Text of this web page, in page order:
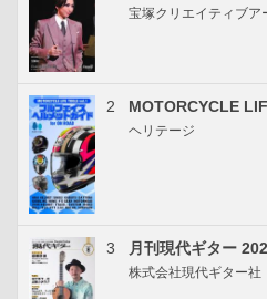
宝塚クリエイティブア
2 MOTORCYCLE
ヘリテージ
3 月刊現代ギター
株式会社現代ギター社